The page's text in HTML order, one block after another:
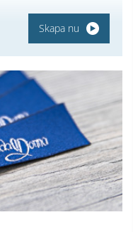
Skapa nu